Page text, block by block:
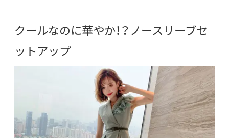
クールなのに華やか！？ノースリーブセ
ットアップ